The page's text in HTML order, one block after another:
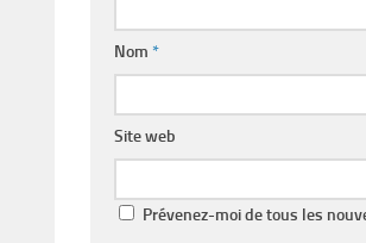
Nom *
Site web
Prévenez-moi de tous les